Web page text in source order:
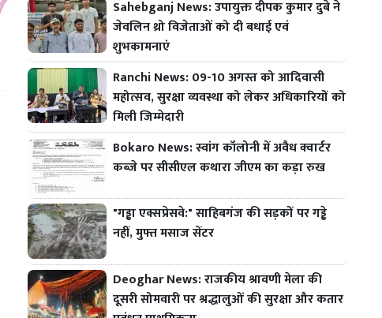
Sahebganj News: उपायुक्त दीपक कुमार दुबे ने
जेवलिन थ्रो विजेताओं को दी बधाई एवं
शुभकामनाएं
Ranchi News: 09-10 अगस्त को आदिवासी
महोत्सव, सुरक्षा व्यवस्था को लेकर अधिकारियों को
मिली जिम्मेदारी
Bokaro News: स्वांग कॉलोनी में अवैध क्वार्टर
कब्जे पर सीसीएल कथारा जीएम का कड़ा रुख
"गड्ढा एक्सप्रेसवे:" साहिबगंज की सड़कों पर गड्ढे
नहीं, मुफ्त मसाज सेंटर
Deoghar News: राजकीय श्रावणी मेला की
दूसरी सोमवारी पर श्रद्धालुओं की सुरक्षा और कतार